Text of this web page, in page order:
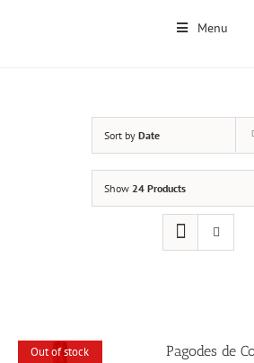
Menu
Sort by Date
Show 24 Products
Out of stock Pagodes de